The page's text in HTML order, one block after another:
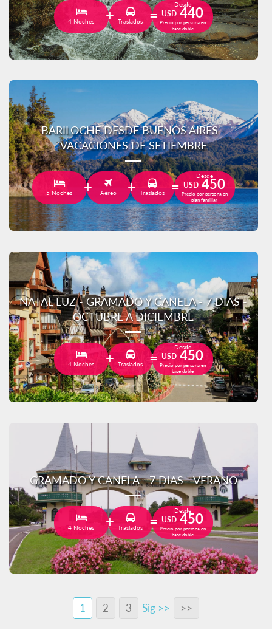
4 Noches Traslados
Desde
USD 440
Precio por persona en
base doble
BARILOCHE DESDE BUENOS AIRES -
VACACIONES DE SETIEMBRE
5 Noches Aéreo Traslados
Desde
USD 450
Precio por persona en
plan familiar
NATAL LUZ - GRAMADO Y CANELA - 7 DIAS -
OCTUBRE A DICIEMBRE
4 Noches Traslados
Desde
USD 450
Precio por persona en
base doble
GRAMADO Y CANELA - 7 DIAS - VERANO
4 Noches Traslados
Desde
USD 450
Precio por persona en
base doble
1 2 3 Sig >> >>